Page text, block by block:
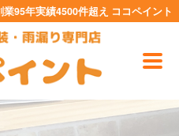
95年実績4500件超え ココペイント